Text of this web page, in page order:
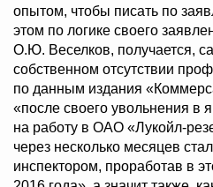
опытом, чтобы писать по
этом по логике своего
О.Ю. Веселков, получается,
собственном отсутствии
по данным издания
«после своего увольнения в
на работу в ОАО «Лукойл-
через несколько месяцев
инспектором, проработав в